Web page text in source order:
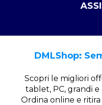
DMLShop:
Scopri le migliori
tablet, PC, grandi
Ordina online e